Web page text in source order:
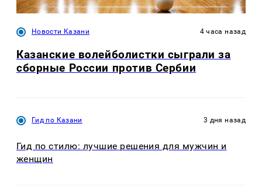
Новости Казани 4 часа назад
Казанские волейболистки сыграли за
сборные России против Сербии
Гид по Казани 3 дня назад
Гид по стилю: лучшие решения для мужчин и
женщин